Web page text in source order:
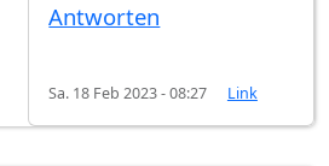
Antworten
Sa. 18 Feb 2023 - 08:27 Link